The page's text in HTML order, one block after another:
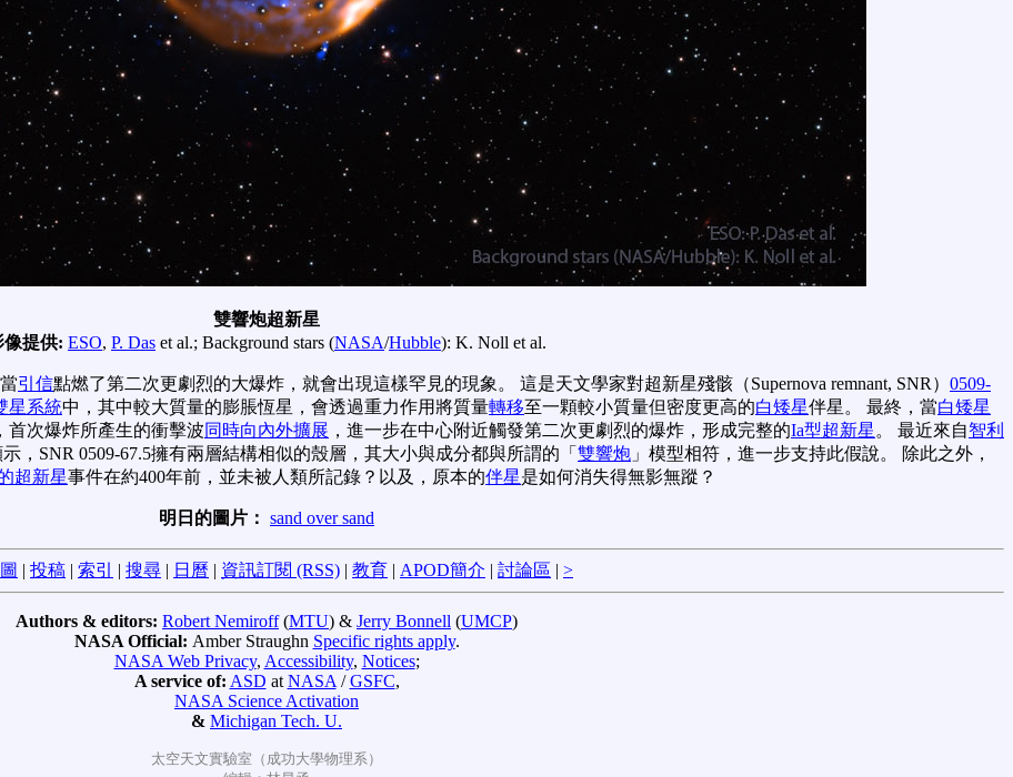
雙響炮超新星
像提供: ESO, P. Das et al.; Background stars (NASA/Hubble): K. Noll et al.
引信點燃了第二次更劇烈的大爆炸，就會出現這樣罕見的現象。 這是天文學家對超新星殘骸（Supernova remnant, SNR） 0509-
星系統中，其中較大質量的膨脹恆星，會透過重力作用將質量轉移至一顆較小質量但密度更高的白矮星伴星。 最終，當白矮星
首次爆炸所產生的衝擊波同時向內外擴展 ，進一步在中心附近觸發第二次更劇烈的爆炸，形成完整的Ia型超新星 。 最近來自智利
，SNR 0509-67.5擁有兩層結構相似的殼層，其大小與成分都與所謂的「 雙響炮 」模型相符，進一步支持此假說。 除此之外，
超新星事件在約400年前，並未被人類所記錄？以及，原本的伴星是如何消失得無影無蹤？
明日的圖片： sand over sand
| 投稿 | 索引 | 搜尋 | 日曆 | 資訊訂閱 (RSS) | 教育 | APOD簡介 | 討論區 | >
Authors & editors: Robert Nemiroff(MTU) & Jerry Bonnell (UMCP)
NASA Official: Amber Straughn Specific rights apply.
NASA Web Privacy, Accessibility, Notices;
A service of: ASD at NASA /GSFC,
NASA Science Activation
& Michigan Tech. U.
太空天文實驗室（成功大學物理系）